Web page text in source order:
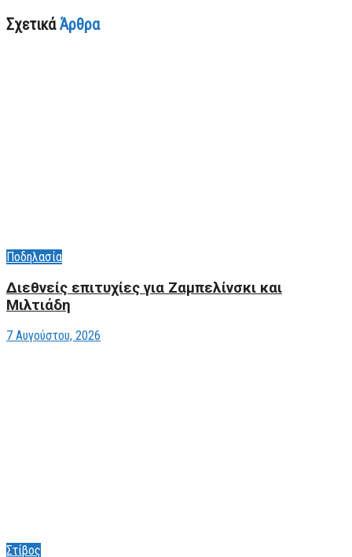
ΣχετικάΆρθρα
Ποδηλασία
Διεθνείς επιτυχίες για Ζαμπελίνσκι και
Μιλτιάδη
7 Αυγούστου, 2026
Στίβος